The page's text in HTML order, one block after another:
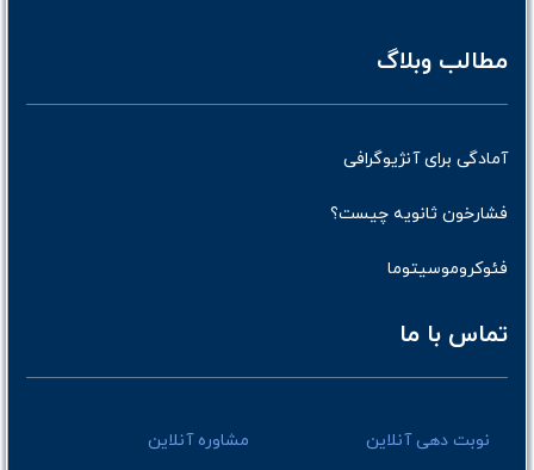
مطالب وبلاگ
آمادگی برای آنژیوگرافی
فشارخون ثانویه چیست؟
فئوکروموسیتوما
تماس با ما
نوبت دهی آنلاین
مشاوره آنلاین